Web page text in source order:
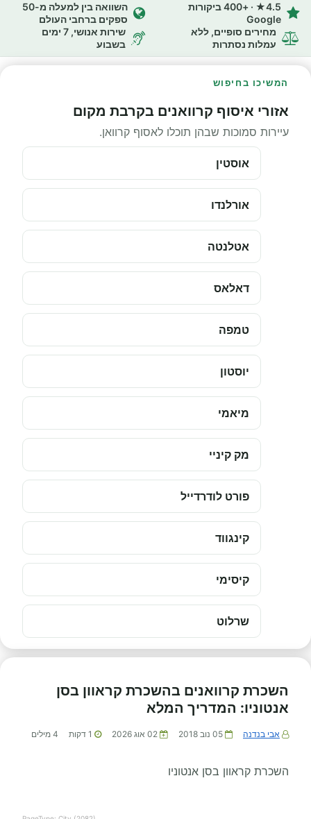
4.5★ · +400 ביקורות
Google
השוואה בין למעלה מ-50
ספקים ברחבי העולם
מחירים סופיים, ללא
עמלות נסתרות
שירות אנושי, 7 ימים
בשבוע
המשיכו בחיפוש
אזורי איסוף קרוואנים בקרבת מקום
עיירות סמוכות שבהן תוכלו לאסוף קרוואן.
אוסטין
אורלנדו
אטלנטה
דאלאס
טמפה
יוסטון
מיאמי
מק קיניי
פורט לודרדייל
קינגווד
קיסימי
שרלוט
השכרת קרוואנים בהשכרת קראוון בסן
אנטוניו: המדריך המלא
אבי בנדנה 05 נוב 2018 02 אוג 2026 1 דקות 4 מילים
השכרת קראוון בסן אנטוניו